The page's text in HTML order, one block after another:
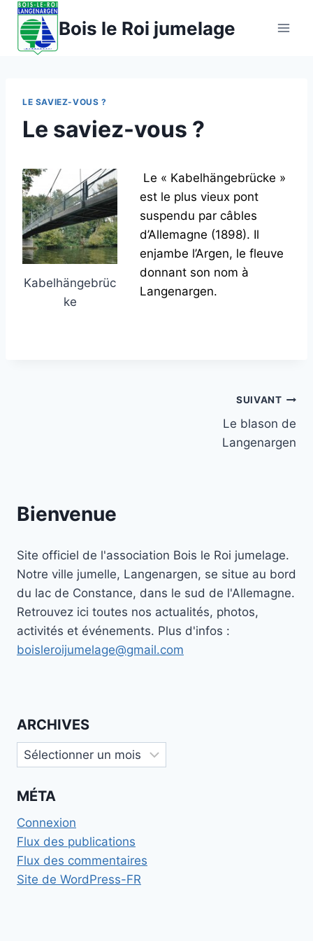
Aller
contenu
Bois le Roi jumelage
LE SAVIEZ-VOUS ?
Le saviez-vous ?
Kabelhängebrüc
ke
Le « Kabelhängebrücke »
est le plus vieux pont
suspendu par câbles
d’Allemagne (1898). Il
enjambe l’Argen, le fleuve
donnant son nom à
Langenargen.
SUIVANT
Le blason de
Langenargen
Bienvenue
Site officiel de l'association Bois le Roi jumelage.
Notre ville jumelle, Langenargen, se situe au bord
du lac de Constance, dans le sud de l'Allemagne.
Retrouvez ici toutes nos actualités, photos,
activités et événements. Plus d'infos :
boisleroijumelage@gmail.com
ARCHIVES
Archives
MÉTA
Connexion
Flux des publications
Flux des commentaires
Site de WordPress-FR